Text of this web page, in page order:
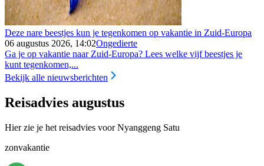
Deze nare beestjes kun je tegenkomen op vakantie in Zuid-Europa
06 augustus 2026, 14:02Ongedierte
Ga je op vakantie naar Zuid-Europa? Lees welke vijf beestjes je
kunt tegenkomen,...
Bekijk alle nieuwsberichten
Reisadvies augustus
Hier zie je het reisadvies voor Nyanggeng Satu
zonvakantie